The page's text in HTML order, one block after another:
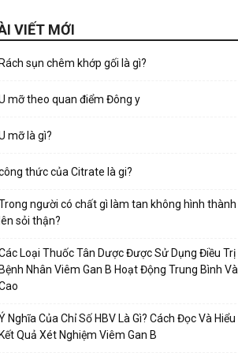
VIẾT MỚI
sụn chêm khớp gối là gì?
mỡ theo quan điểm Đông y
mỡ là gì?
thức của Citrate là gi?
người có chất gì làm tan không hình thành
sỏi thận?
Loại Thuốc Tân Dược Được Sử Dụng Điều Trị
Nhân Viêm Gan B Hoạt Động Trung Bình Và
Nghĩa Của Chỉ Số HBV Là Gì? Cách Đọc Và Hiểu
Quả Xét Nghiệm Viêm Gan B